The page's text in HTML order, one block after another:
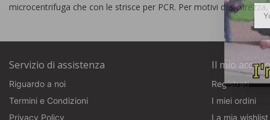
microcentrifuga che con le strisce per PCR. Per motivi di
Servizio di assistenza
Riguardo a noi
Termini e Condizioni
Privacy Policy
Il mio
Registrati
I miei ordini
La mia wishlist